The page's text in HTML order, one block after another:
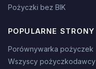
Pożyczki bez BIK
POPULARNE STRONY
Porównywarka pożyczek
Wszyscy pożyczkodawcy